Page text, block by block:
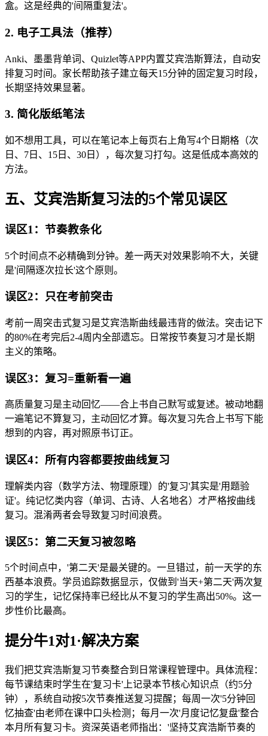
盒。这是经典的'间隔重复法'。
2. 电子工具法（推荐）
Anki、墨墨背单词、Quizlet等APP内置艾宾浩斯算法，自动安
排复习时间。家长帮助孩子建立每天15分钟的固定复习时段，
长期坚持效果显著。
3. 简化版纸笔法
如不想用工具，可以在笔记本上每页右上角写4个日期格（次
日、7日、15日、30日），每次复习打勾。这是低成本高效的
方法。
五、艾宾浩斯复习法的5个常见误区
误区1：节奏教条化
5个时间点不必精确到分钟。差一两天对效果影响不大，关键
是'间隔逐次拉长'这个原则。
误区2：只在考前突击
考前一周突击式复习是艾宾浩斯曲线最违背的做法。突击记下
的80%在考完后2-4周内全部遗忘。日常按节奏复习才是长期
主义的策略。
误区3：复习=重新看一遍
高质量复习是主动回忆——合上书自己默写或复述。被动地翻
一遍笔记不算复习，主动回忆才算。每次复习先合上书写下能
想到的内容，再对照原书订正。
误区4：所有内容都要按曲线复习
理解类内容（数学方法、物理原理）的'复习'其实是'用题验
证'。纯记忆类内容（单词、古诗、人名地名）才严格按曲线
复习。混淆两者会导致复习时间浪费。
误区5：第二天复习被忽略
5个时间点中，'第二天'是最关键的。一旦错过，前一天学的东
西基本浪费。学员追踪数据显示，仅做到'当天+第二天'两次复
习的学生，记忆保持率已经比从不复习的学生高出50%。这一
步性价比最高。
提分牛1对1·解决方案
我们把艾宾浩斯复习节奏整合到日常课程管理中。具体流程：
每节课结束时学生在'复习卡'上记录本节核心知识点（约5分
钟），系统自动按5次节奏推送复习提醒；每周一次'5分钟回
忆抽查'由老师在课中口头检测；每月一次'月度记忆复盘'整合
本月所有复习卡。资深英语老师指出：'坚持艾宾浩斯节奏的